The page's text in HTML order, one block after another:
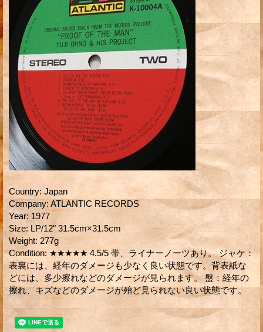
Country: Japan
Company:ATLANTIC RECORDS
Year: 1977
Size: LP/12" 31.5cm×31.5cm
Weight: 277g
Condition: ★★★★★ 4.5/5 帯、ライナーノーツあり。 ジャケ：
表裏には、経年のダメージも少なく良い状態です。背表紙な
どには、多少擦れなどのダメージが見られます。 盤：経年の
擦れ、キズなどのダメージが殆ど見られない良い状態です。